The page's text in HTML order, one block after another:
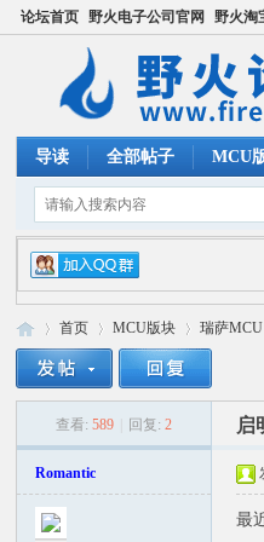
论坛首页 野火电子公司官网 野火淘
导读 全部帖子 MCU
首页
›
MCU版块 瑞萨MCU
查看: 589 回复: 2 启
Romantic
最